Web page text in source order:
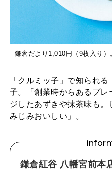
鎌倉だより1,010円（9枚入り）
「クルミッ子」で知られ
子。「創業時からあるプレ
ジしたあずきや抹茶味も。
みじみおいしい」。
鎌倉紅谷 八幡宮前本